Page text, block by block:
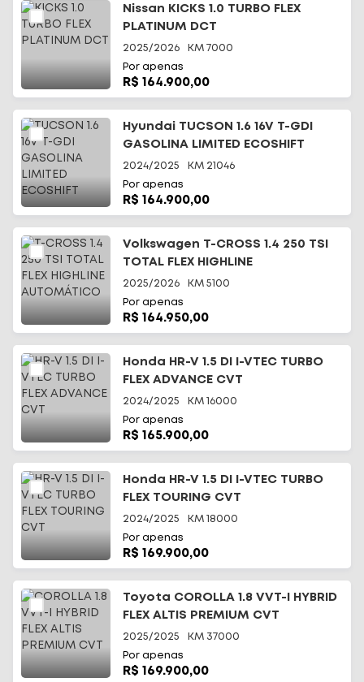
Nissan KICKS 1.0 TURBO FLEX
PLATINUM DCT
2025/2026 KM 7000
Por apenas
R$ 164.900,00
Hyundai TUCSON 1.6 16V T-GDI
GASOLINA LIMITED ECOSHIFT
2024/2025 KM 21046
Por apenas
R$ 164.900,00
Volkswagen T-CROSS 1.4 250 TSI
TOTAL FLEX HIGHLINE
AUTOMÁTICO
2025/2026 KM 5100
Por apenas
R$ 164.950,00
Honda HR-V 1.5 DI I-VTEC TURBO
FLEX ADVANCE CVT
2024/2025 KM 16000
Por apenas
R$ 165.900,00
Honda HR-V 1.5 DI I-VTEC TURBO
FLEX TOURING CVT
2024/2025 KM 18000
Por apenas
R$ 169.900,00
Toyota COROLLA 1.8 VVT-I HYBRID
FLEX ALTIS PREMIUM CVT
2025/2025 KM 37000
Por apenas
R$ 169.900,00